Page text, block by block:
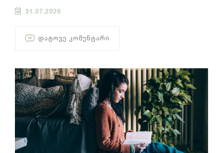
31.07.2026
ᲓᲐᲢᲝᲕᲔ ᲙᲝᲛᲔᲜᲢᲐᲠᲘ